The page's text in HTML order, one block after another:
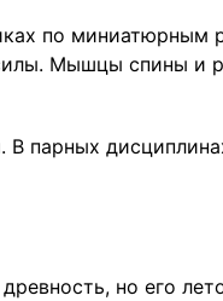
по миниатюрным
Мышцы спины и
В парных
но его